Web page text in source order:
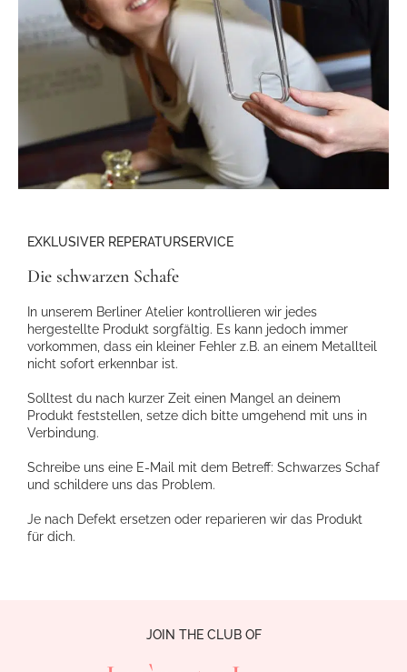
EXKLUSIVER REPERATURSERVICE
Die schwarzen Schafe
In unserem Berliner Atelier kontrollieren wir jedes
hergestellte Produkt sorgfältig. Es kann jedoch immer
vorkommen, dass ein kleiner Fehler z.B. an einem Metallteil
nicht sofort erkennbar ist.
Solltest du nach kurzer Zeit einen Mangel an deinem
Produkt feststellen, setze dich bitte umgehend mit uns in
Verbindung.
Schreibe uns eine E-Mail mit dem Betreff: Schwarzes Schaf
und schildere uns das Problem.
Je nach Defekt ersetzen oder reparieren wir das Produkt
für dich.
JOIN THE CLUB OF